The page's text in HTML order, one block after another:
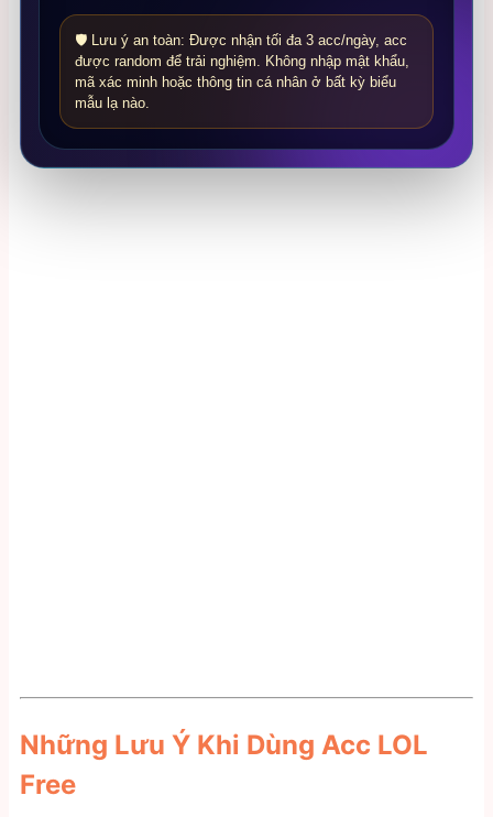
🛡️ Lưu ý an toàn: Được nhận tối đa 3 acc/ngày, acc
được random để trải nghiệm. Không nhập mật khẩu,
mã xác minh hoặc thông tin cá nhân ở bất kỳ biểu
mẫu lạ nào.
Những Lưu Ý Khi Dùng Acc LOL
Free